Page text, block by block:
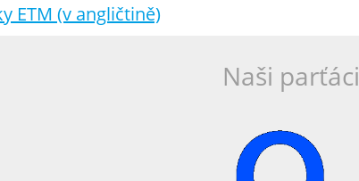
ETM (v angličtině)
Naši parťáci